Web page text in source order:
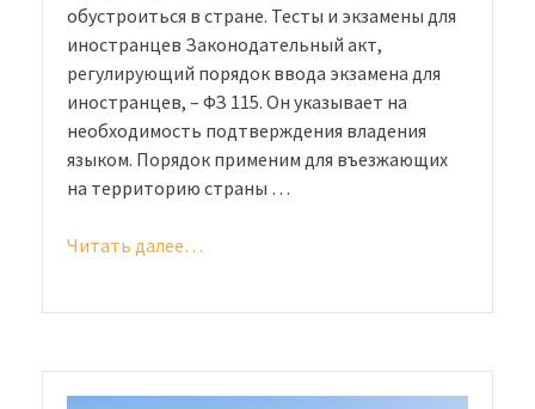
обустроиться в стране. Тесты и экзамены для
иностранцев Законодательный акт,
регулирующий порядок ввода экзамена для
иностранцев, – ФЗ 115. Он указывает на
необходимость подтверждения владения
языком. Порядок применим для въезжающих
на территорию страны …
Читать далее…